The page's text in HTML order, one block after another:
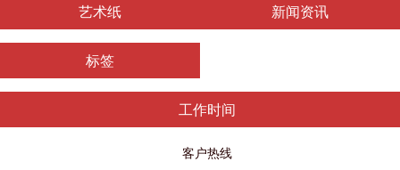
艺术纸 新闻资讯
标签
工作时间
客户热线